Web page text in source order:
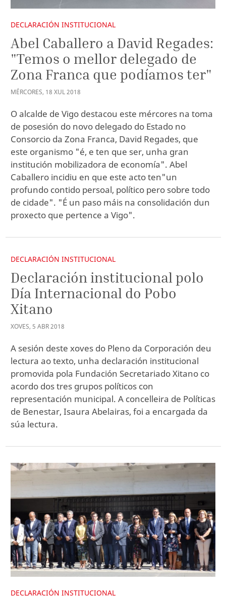
DECLARACIÓN INSTITUCIONAL
Abel Caballero a David Regades:
"Temos o mellor delegado de
Zona Franca que podíamos ter"
MÉRCORES, 18 XUL2018
O alcalde de Vigo destacou este mércores na toma
de posesión do novo delegado do Estado no
Consorcio da Zona Franca, David Regades, que
este organismo "é, e ten que ser, unha gran
institución mobilizadora de economía". Abel
Caballero incidiu en que este acto ten"un
profundo contido persoal, político pero sobre todo
de cidade". "É un paso máis na consolidación dun
proxecto que pertence a Vigo".
DECLARACIÓN INSTITUCIONAL
Declaración institucional polo
Día Internacional do Pobo
Xitano
XOVES, 5 ABR2018
A sesión deste xoves do Pleno da Corporación deu
lectura ao texto, unha declaración institucional
promovida pola Fundación Secretariado Xitano co
acordo dos tres grupos políticos con
representación municipal. A concelleira de Políticas
de Benestar, Isaura Abelairas, foi a encargada da
súa lectura.
DECLARACIÓN INSTITUCIONAL